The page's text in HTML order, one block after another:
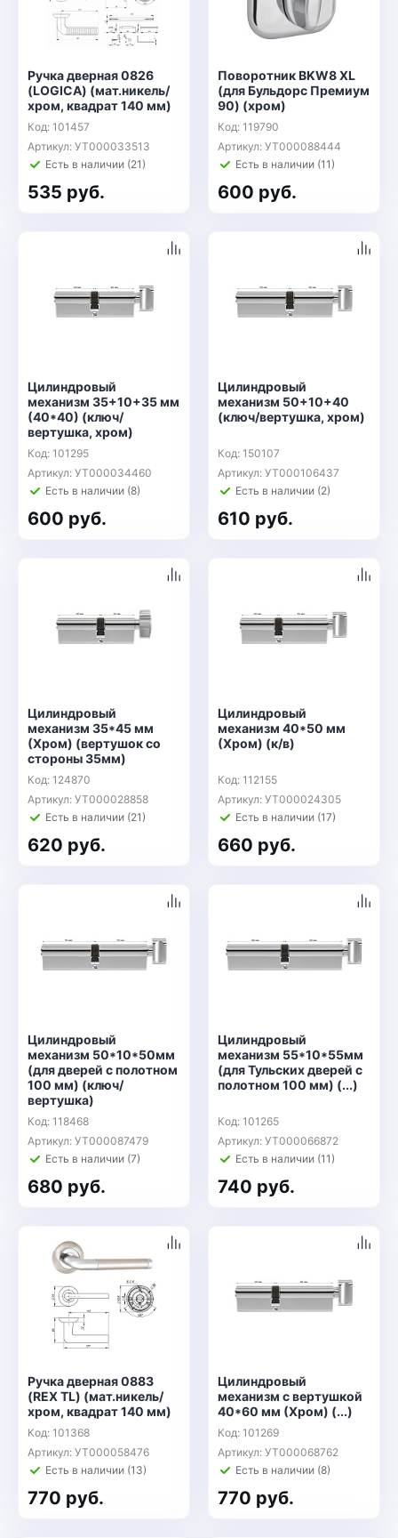
Ручка дверная 0826
(LOGICA) (мат.никель/
хром, квадрат 140 мм)
Код: 101457
Артикул: УТ000033513
Есть в наличии (21)
535 руб.
Поворотник BKW8 XL
(для Бульдорс Премиум
90) (хром)
Код: 119790
Артикул: УТ000088444
Есть в наличии (11)
600 руб.
Цилиндровый
механизм 35+10+35 мм
(40*40) (ключ/
вертушка, хром)
Код: 101295
Артикул: УТ000034460
Есть в наличии (8)
600 руб.
Цилиндровый
механизм 50+10+40
(ключ/вертушка, хром)
Код: 150107
Артикул: УТ000106437
Есть в наличии (2)
610 руб.
Цилиндровый
механизм 35*45 мм
(Хром) (вертушок со
стороны 35мм)
Код: 124870
Артикул: УТ000028858
Есть в наличии (21)
620 руб.
Цилиндровый
механизм 40*50 мм
(Хром) (к/в)
Код: 112155
Артикул: УТ000024305
Есть в наличии (17)
660 руб.
Цилиндровый
механизм 50*10*50мм
(для дверей с полотном
100 мм) (ключ/
вертушка)
Код: 118468
Артикул: УТ000087479
Есть в наличии (7)
680 руб.
Цилиндровый
механизм 55*10*55мм
(для Тульских дверей с
полотном 100 мм) (...)
Код: 101265
Артикул: УТ000066872
Есть в наличии (11)
740 руб.
Ручка дверная 0883
(REX TL) (мат.никель/
хром, квадрат 140 мм)
Код: 101368
Артикул: УТ000058476
Есть в наличии (13)
770 руб.
Цилиндровый
механизм с вертушкой
40*60 мм (Хром) (...)
Код: 101269
Артикул: УТ000068762
Есть в наличии (8)
770 руб.